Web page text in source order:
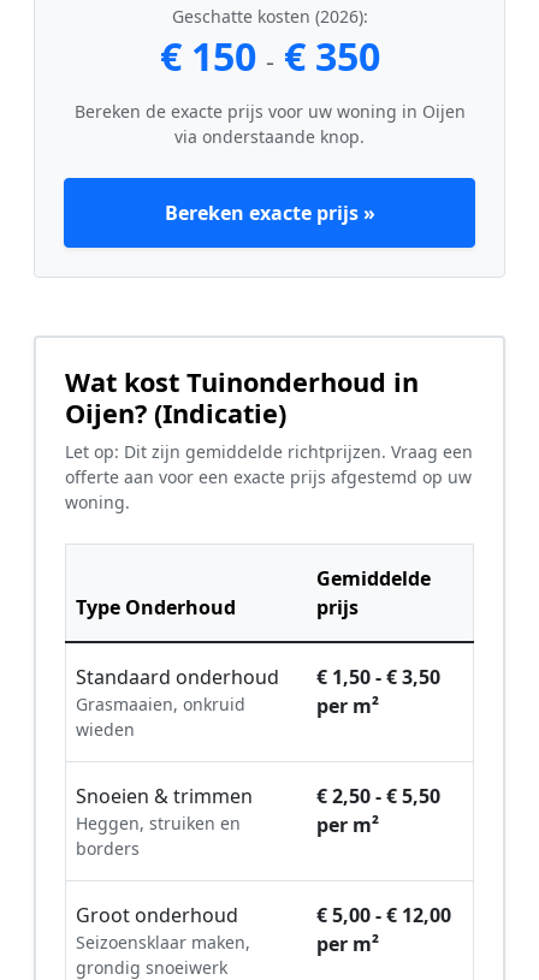
Geschatte kosten (2026):
€ 150 - € 350
Bereken de exacte prijs voor uw woning in Oijen
via onderstaande knop.
Bereken exacte prijs »
Wat kost Tuinonderhoud in
Oijen? (Indicatie)
Let op: Dit zijn gemiddelde richtprijzen. Vraag een
offerte aan voor een exacte prijs afgestemd op uw
woning.
Type Onderhoud
Gemiddelde
prijs
Standaard onderhoud
Grasmaaien, onkruid
wieden
€ 1,50 - € 3,50
per m²
Snoeien & trimmen
Heggen, struiken en
borders
€ 2,50 - € 5,50
per m²
Groot onderhoud
Seizoensklaar maken,
grondig snoeiwerk
€ 5,00 - € 12,00
per m²